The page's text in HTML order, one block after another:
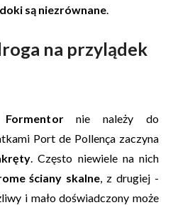
są niezrównane.
na przylądek
nie należy do
Port de Pollença zaczyna
. Często niewiele na nich
ściany skalne, z drugiej -
i mało doświadczony może